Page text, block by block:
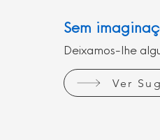
Sem
Deixamos-lhe
Ver